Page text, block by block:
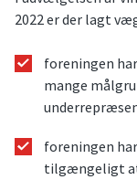
2022 er der lagt
foreningen
mange
foreningen
tilgængeligt